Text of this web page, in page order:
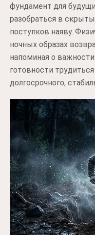
фундамент для
разобраться в
поступков наяву.
ночных образах
напоминая о
готовности
долгосрочного,